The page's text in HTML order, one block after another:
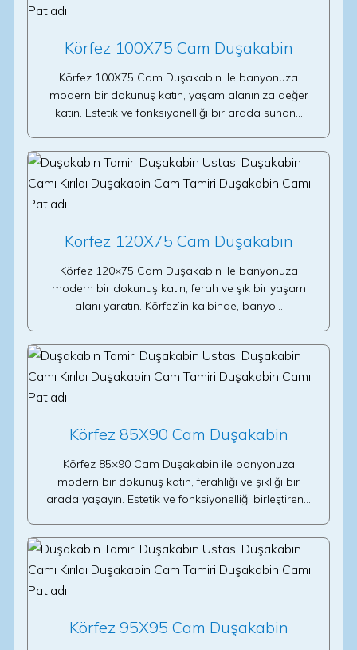
Körfez 100X75 Cam Duşakabin
Körfez 100X75 Cam Duşakabin ile banyonuza
modern bir dokunuş katın, yaşam alanınıza değer
katın. Estetik ve fonksiyonelliği bir arada sunan…
Körfez 120X75 Cam Duşakabin
Körfez 120×75 Cam Duşakabin ile banyonuza
modern bir dokunuş katın, ferah ve şık bir yaşam
alanı yaratın. Körfez’in kalbinde, banyo…
Körfez 85X90 Cam Duşakabin
Körfez 85×90 Cam Duşakabin ile banyonuza
modern bir dokunuş katın, ferahlığı ve şıklığı bir
arada yaşayın. Estetik ve fonksiyonelliği birleştiren…
Körfez 95X95 Cam Duşakabin